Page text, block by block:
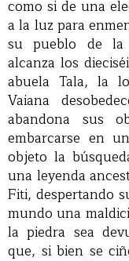
como si de una
a la luz para
su pueblo de la
alcanza los
abuela Tala, la
Vaiana
abandona sus
embarcarse en
objeto la
una leyenda
Fiti, despertando
mundo una
la piedra sea
que, si bien se